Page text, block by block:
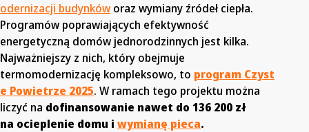
odernizacji budynków oraz wymiany źródeł ciepła.
Programów poprawiających efektywność
energetyczną domów jednorodzinnych jest kilka.
Najważniejszy z nich, który obejmuje
termomodernizację kompleksowo, to program Czyst
e Powietrze 2025. W ramach tego projektu można
liczyć na dofinansowanie nawet do 136 200 zł
na ocieplenie domu i wymianę pieca.